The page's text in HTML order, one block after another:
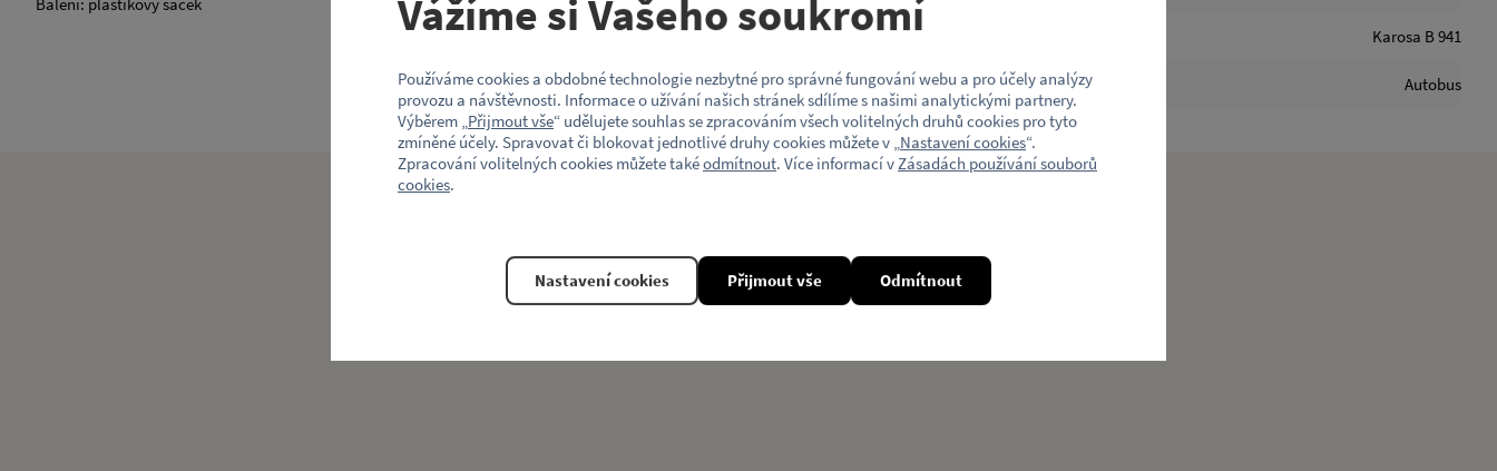
Model vozu Karosa B 941
Motiv (typ vozu) Autobus
Vážíme si Vašeho soukromí
Používáme cookies a obdobné technologie nezbytné pro správné fungování webu a pro účely analýzy
provozu a návštěvnosti. Informace o užívání našich stránek sdílíme s našimi analytickými partnery.
Výběrem „Přijmout vše“ udělujete souhlas se zpracováním všech volitelných druhů cookies pro tyto
zmíněné účely. Spravovat či blokovat jednotlivé druhy cookies můžete v „Nastavení cookies“.
Zpracování volitelných cookies můžete takéodmítnout. Více informací vZásadách používání souborů
cookies.
Odmítnout
Nastavení cookies Přijmout vše